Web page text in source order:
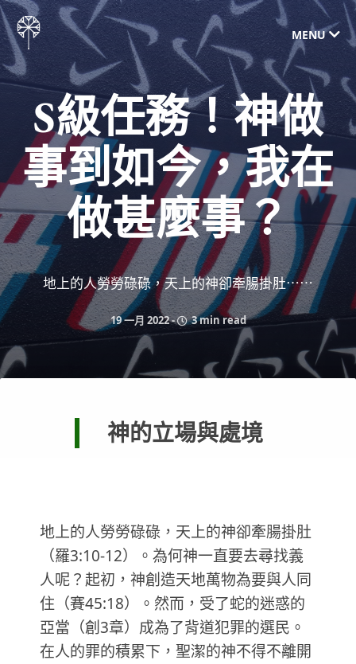
MENU
S級任務！神做
事到如今，我在
做甚麼事？
地上的人勞勞碌碌，天上的神卻牽腸掛肚⋯⋯
19 一月 2022- 3 min read
神的立場與處境
地上的人勞勞碌碌，天上的神卻牽腸掛肚
（羅3:10-12）。為何神一直要去尋找義
人呢？起初，神創造天地萬物為要與人同
住（賽45:18）。然而，受了蛇的迷惑的
亞當（創3章）成為了背道犯罪的選民。
在人的罪的積累下，聖潔的神不得不離開